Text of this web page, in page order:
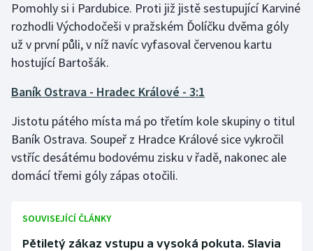
Pomohly si i Pardubice. Proti již jistě sestupující Karviné
rozhodli Východočeši v pražském Ďolíčku dvěma góly
už v první půli, v níž navíc vyfasoval červenou kartu
hostující Bartošák.
Baník Ostrava - Hradec Králové - 3:1
Jistotu pátého místa má po třetím kole skupiny o titul
Baník Ostrava. Soupeř z Hradce Králové sice vykročil
vstříc desátému bodovému zisku v řadě, nakonec ale
domácí třemi góly zápas otočili.
SOUVISEJÍCÍ ČLÁNKY
Pětiletý zákaz vstupu a vysoká pokuta. Slavia